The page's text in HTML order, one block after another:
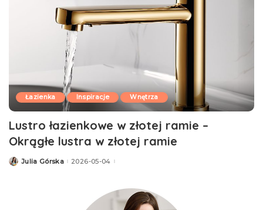
Łazienka Inspiracje Wnętrza
Lustro łazienkowe w złotej ramie –
Okrągłe lustra w złotej ramie
PostedJulia Górska 2026-05-04